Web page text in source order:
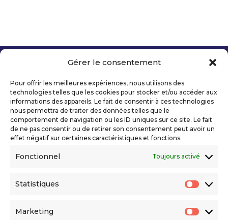
Gérer le consentement
Pour offrir les meilleures expériences, nous utilisons des
technologies telles que les cookies pour stocker et/ou accéder aux
informations des appareils. Le fait de consentir à ces technologies
nous permettra de traiter des données telles que le
comportement de navigation ou les ID uniques sur ce site. Le fait
de ne pas consentir ou de retirer son consentement peut avoir un
effet négatif sur certaines caractéristiques et fonctions.
Fonctionnel Toujours activé
Statistiques
Marketing
Mentions légales
Politique de confidentialité
Déclaration d’accessibilité numérique
Ils nous soutiennent